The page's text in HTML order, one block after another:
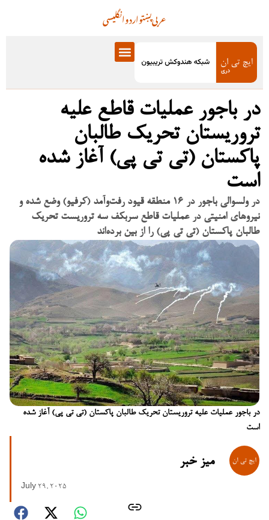
انگلیسیاردوپښتوعربی
در باجور عملیات قاطع علیه
تروریستان تحریک طالبان
پاکستان (تی تی پی) آغاز شده
است
در ولسوالی باجور در ۱۶ منطقه قیود رفت‌وآمد (کرفیو) وضع شده و
نیروهای امنیتی در عملیات قاطع سربکف سه تروریست تحریک
طالبان پاکستان (تی تی پی) را از بین برده‌اند
در باجور عملیات علیه تروریستان تحریک طالبان پاکستان (تی تی پی) آغاز شده
است
میز خبر
July 29, 2025